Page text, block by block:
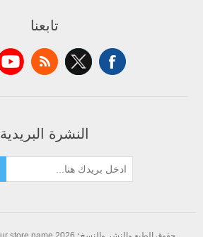
تابعنا
النشرة البريدية